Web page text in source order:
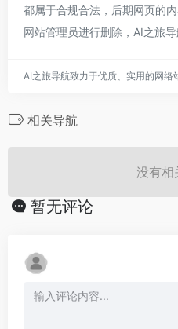
都属于合规合法，后期网页的
网站管理员进行删除，AI之旅导
AI之旅导航致力于优质、实用的网络
相关导航
没有相
暂无评论